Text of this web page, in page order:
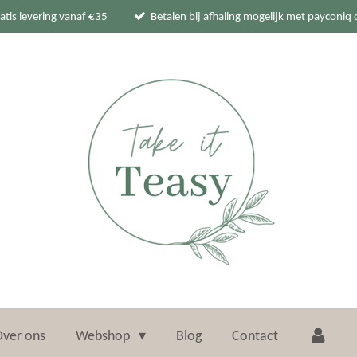
levering vanaf €35 Betalen bij afhaling mogelijk met payconiq
ons Webshop Blog Contact